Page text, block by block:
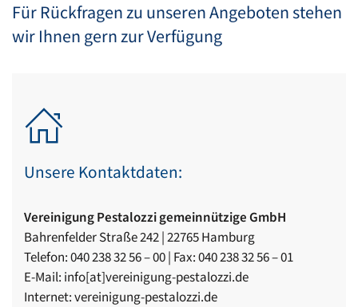
Für Rückfragen zu unseren Angeboten stehen
wir Ihnen gern zur Verfügung
Unsere Kontaktdaten:
Vereinigung Pestalozzi gemeinnützige GmbH
Bahrenfelder Straße 242 | 22765 Hamburg
Telefon: 040 238 32 56 – 00 | Fax: 040 238 32 56 – 01
E-Mail: info[at]vereinigung-pestalozzi.de
Internet: vereinigung-pestalozzi.de